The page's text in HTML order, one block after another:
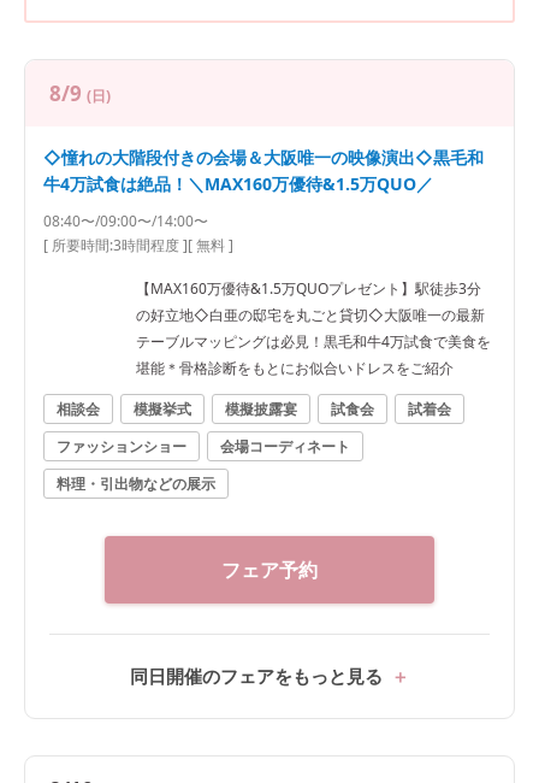
8/9 (日)
◇憧れの大階段付きの会場＆大阪唯一の映像演出◇黒毛和
牛4万試食は絶品！＼MAX160万優待&1.5万QUO／
08:40〜/09:00〜/14:00〜
[ 所要時間:3時間程度][ 無料 ]
【MAX160万優待&1.5万QUOプレゼント】駅徒歩3分
の好立地◇白亜の邸宅を丸ごと貸切◇大阪唯一の最新
テーブルマッピングは必見！黒毛和牛4万試食で美食を
堪能＊骨格診断をもとにお似合いドレスをご紹介
相談会
模擬挙式 模擬披露宴 試食会
試着会
ファッションショー
会場コーディネート
料理・引出物などの展示
フェア予約
同日開催のフェアをもっと見る